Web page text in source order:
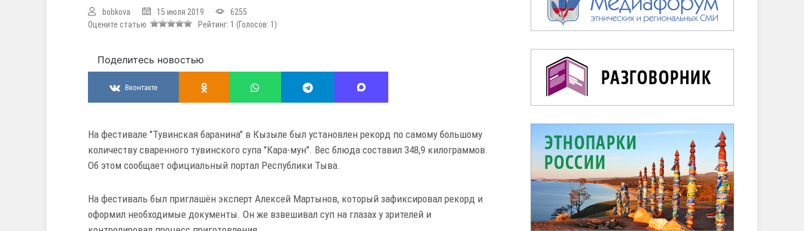
bobkova 15 июля 2019
6255
Оцените статью
Рейтинг: 1 (Голосов: 1 )
Поделитесь новостью
Вконтакте
На фестивале "Тувинская баранина" в Кызыле был установлен рекорд по самому большому
количеству сваренного тувинского супа "Кара-мун". Вес блюда составил 348,9 килограммов.
Об этом сообщает официальный портал Республики Тыва.
На фестиваль был приглашён эксперт Алексей Мартынов, который зафиксировал рекорд и
оформил необходимые документы. Он же взвешивал суп на глазах у зрителей и